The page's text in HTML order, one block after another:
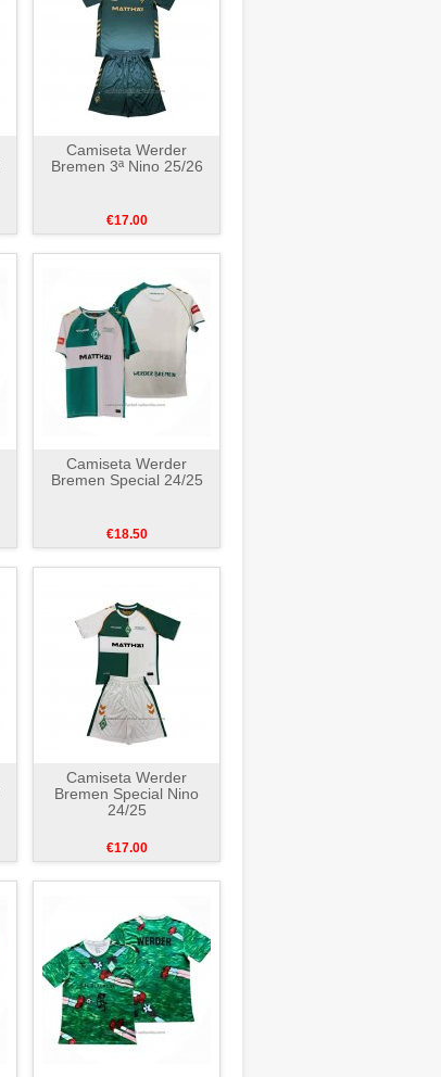
Camiseta Werder
Bremen 3ª Nino 25/26
€17.00
Camiseta Werder
Bremen Special 24/25
€18.50
Camiseta Werder
Bremen Special Nino
24/25
€17.00